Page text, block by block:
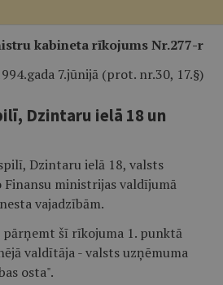
kabineta rīkojums Nr.277-r
7.jūnijā (prot. nr.30, 17.§)
Dzintaru ielā 18 un
Dzintaru ielā 18, valsts
ministrijas valdījumā
vajadzībām.
šī rīkojuma 1. punktā
valdītāja - valsts uzņēmuma
osta".